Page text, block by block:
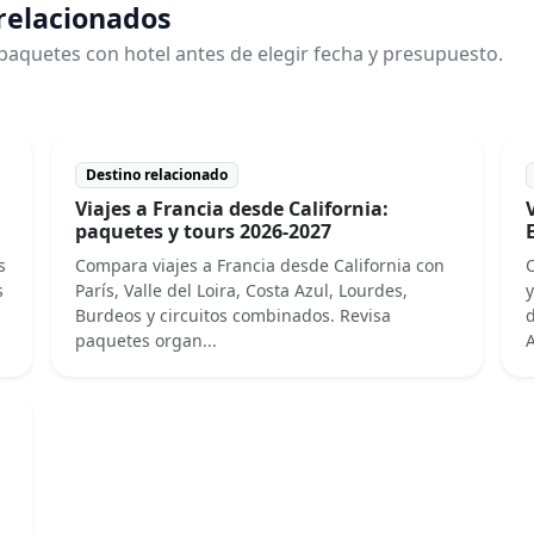
con hotel antes de elegir fecha y presupuesto.
Destino relacionado
Viajes a Francia desde California:
paquetes y tours 2026-2027
Compara viajes a Francia desde California con
París, Valle del Loira, Costa Azul, Lourdes,
Burdeos y circuitos combinados. Revisa
paquetes organ...